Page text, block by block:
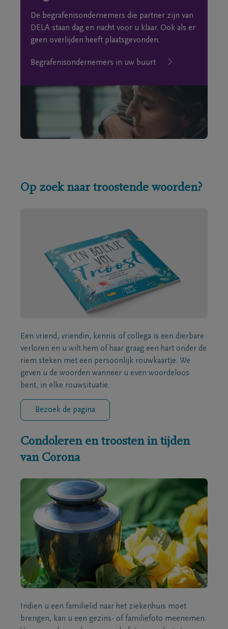
De begrafenisondernemers die partner zijn van
DELA staan dag en nacht voor u klaar. Ook als er
geen overlijden heeft plaatsgevonden.
Begrafenisondernemers in uw buurt
Op zoek naar troostende woorden?
Een vriend, vriendin, kennis of collega is een dierbare
verloren en u wilt hem of haar graag een hart onder de
riem steken met een persoonlijk rouwkaartje. We
geven u de woorden wanneer u even woordeloos
bent, in elke rouwsituatie.
Bezoek de pagina
Condoleren en troosten in tijden
van Corona
Indien u een familielid naar het ziekenhuis moet
brengen, kan u een gezins- of familiefoto meenemen.